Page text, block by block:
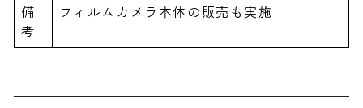
備
考
フィルムカメラ本体の販売も実施